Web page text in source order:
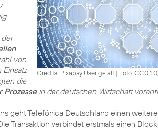
Credits: Pixabay User geralt| Foto: CC0
der
von
die
Prozessein der deutschen Wirtschaft
geht Telefónica Deutschland einen
Transaktion verbindet erstmals einen